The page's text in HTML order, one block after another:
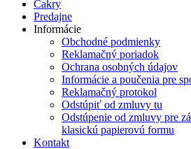
Čakry
Predajne
Informácie
Obchodné podmienky
Reklamačný poriadok
Ochrana osobných údajov
Informácie a poučenia pre
Reklamačný protokol
Odstúpiť od zmluvy tu
Odstúpenie od zmluvy pre
klasickú papierovú formu
Kontakt